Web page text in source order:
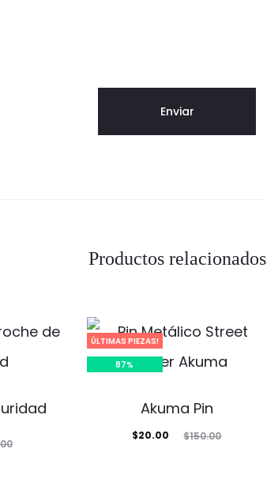
Productos relacionados
ÚLTIMAS PIEZAS!
87%
Akuma Pin
$150.00
El
$20.00
El